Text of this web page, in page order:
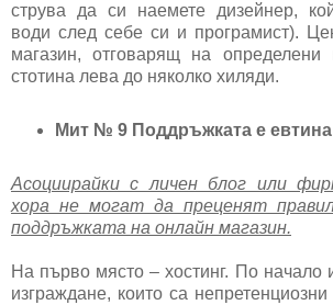
струва да си наемете дизейнер,
води след себе си и програмист).
магазин, отговарящ на
стотина лева до няколко хиляди.
Мит № 9 Поддръжката е евтина
Асоциирайки с личен блог или
хора не могат да преценят
поддръжката на онлайн магазин.
На първо място – хостинг. По начало
изграждане, които са